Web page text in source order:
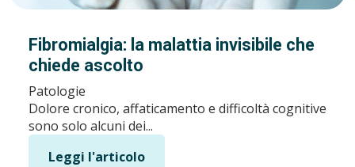
Fibromialgia: la malattia invisibile che
chiede ascolto
Patologie
Dolore cronico, affaticamento e difficoltà cognitive
sono solo alcuni dei...
Leggi l'articolo